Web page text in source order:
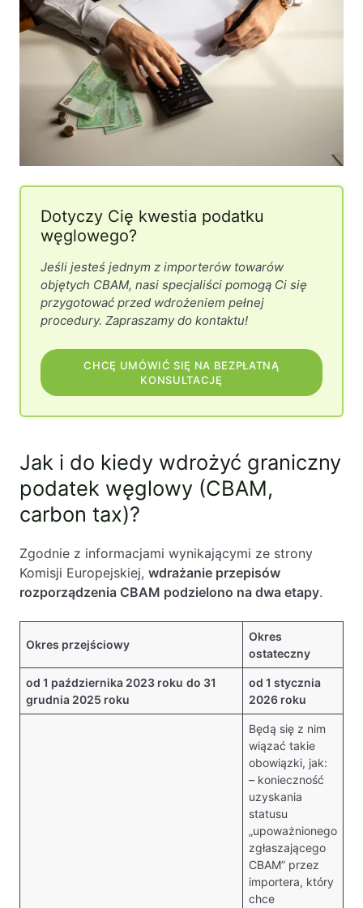
Dotyczy Cię kwestia podatku
węglowego?
Jeśli jesteś jednym z importerów towarów
objętych CBAM, nasi specjaliści pomogą Ci się
przygotować przed wdrożeniem pełnej
procedury. Zapraszamy do kontaktu!
CHCĘ UMÓWIĆ SIĘ NA BEZPŁATNĄ
KONSULTACJĘ
Jak i do kiedy wdrożyć graniczny
podatek węglowy (CBAM,
carbon tax)?
Zgodnie z informacjami wynikającymi ze strony
Komisji Europejskiej, wdrażanie przepisów
rozporządzenia CBAM podzielono na dwa etapy.
Okres przejściowy
Okres
ostateczny
od 1 października 2023 roku do 31
grudnia 2025 roku
od 1 stycznia
2026 roku
Będą się z nim
wiązać takie
obowiązki, jak:
– konieczność
uzyskania
statusu
„upoważnionego
zgłaszającego
CBAM” przez
importera, który
chce